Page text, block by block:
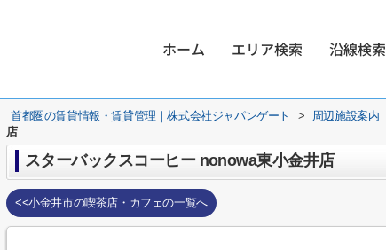
ホーム エリア検索 沿線検索
首都圏の賃貸情報・賃貸管理｜株式会社ジャパンゲート > 周辺施設案内
店
スターバックスコーヒー nonowa東小金井店
<<小金井市の喫茶店・カフェの一覧へ